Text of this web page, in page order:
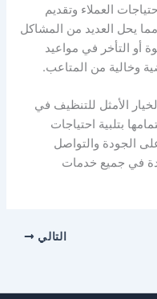
العملاء وتقديم
يحل العديد من المشاكل
أو التأخر في مواعيد
وخالية من المتاعب.
الأمثل للتنظيف في
بتلبية احتياجات
الجودة والتواصل
في جميع خدمات
التالي